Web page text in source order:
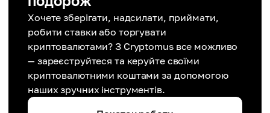
Хочете зберігати, надсилати, приймати,
робити ставки або торгувати
криптовалютами? З Cryptomus все можливо
— зареєструйтеся та керуйте своїми
криптовалютними коштами за допомогою
наших зручних інструментів.